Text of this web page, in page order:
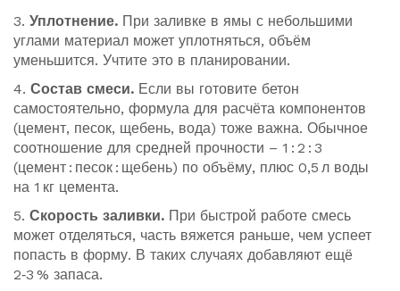
3. Уплотнение. При заливке в ямы с небольшими
углами материал может уплотняться, объём
уменьшится. Учтите это в планировании.
4. Состав смеси. Если вы готовите бетон
самостоятельно, формула для расчёта компонентов
(цемент, песок, щебень, вода) тоже важна. Обычное
соотношение для средней прочности – 1 : 2 : 3
(цемент : песок : щебень) по объёму, плюс 0,5 л воды
на 1 кг цемента.
5. Скорость заливки. При быстрой работе смесь
может отделяться, часть вяжется раньше, чем успеет
попасть в форму. В таких случаях добавляют ещё
2‑3 % запаса.